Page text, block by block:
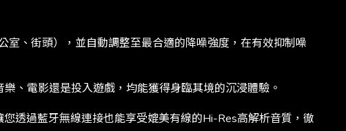
、街頭），並自動調整至最合適的降噪強度，在有效抑制噪
、電影還是投入遊戲，均能獲得身臨其境的沉浸體驗。
透過藍牙無線連接也能享受媲美有線的Hi-Res高解析音質，徹